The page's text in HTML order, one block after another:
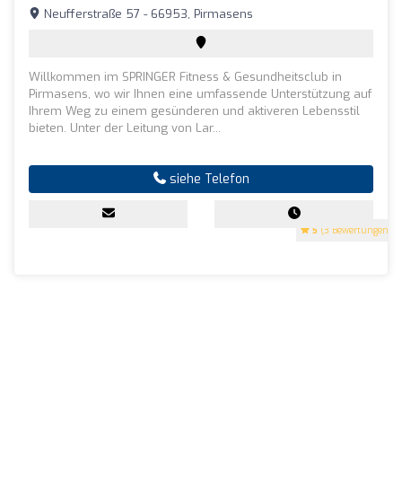
5 (3 Bewertungen)
Neufferstraße 57 - 66953, Pirmasens
Willkommen im SPRINGER Fitness & Gesundheitsclub in
Pirmasens, wo wir Ihnen eine umfassende Unterstützung auf
Ihrem Weg zu einem gesünderen und aktiveren Lebensstil
bieten. Unter der Leitung von Lar...
siehe Telefon